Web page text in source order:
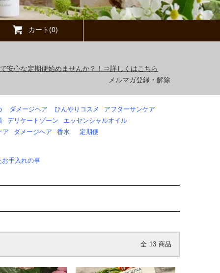
カート(0)
安心な定期便始めませんか？！⇒詳しくはこちら
メルマガ登録・解除
ダメージヘア ひんやりコスメ
アフターサンケア
デリケートゾーン
エッセンシャルオイル
ア
ダメージヘア 香水 定期便
お手入れの事
全 13 商品